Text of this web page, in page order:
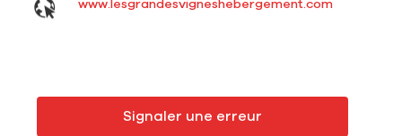
www.lesgrandesvigneshebergement.com
Signaler une erreur